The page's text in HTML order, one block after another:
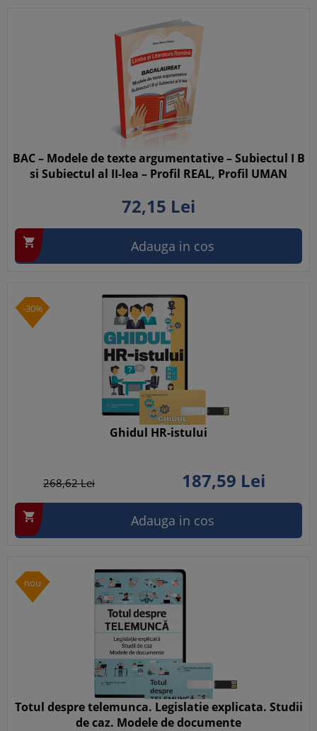
BAC – Modele de texte argumentative – Subiectul I B
si Subiectul al II-lea – Profil REAL, Profil UMAN
72,15 Lei
 Adauga in cos
-30%
Ghidul HR-istului
268,62Lei 187,59 Lei
 Adauga in cos
nou
Totul despre telemunca. Legislatie explicata. Studii
de caz. Modele de documente